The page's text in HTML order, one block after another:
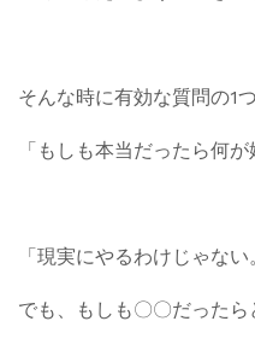
そんな時に有効な質問の1つ
「もしも本当だったら何が
「現実にやるわけじゃない
でも、もしも〇〇だったら